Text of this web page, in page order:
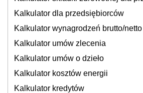
Kalkulator dla przedsiębiorców
Kalkulator wynagrodzeń brutto/netto
Kalkulator umów zlecenia
Kalkulator umów o dzieło
Kalkulator kosztów energii
Kalkulator kredytów